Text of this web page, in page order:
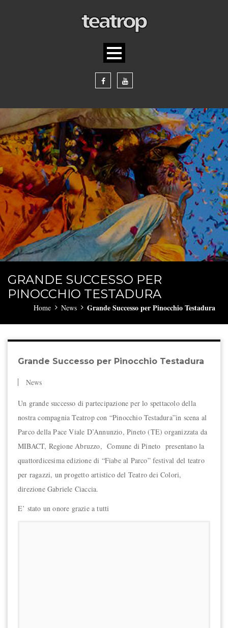
GRANDE SUCCESSO PER
PINOCCHIO TESTADURA
Home News Grande Successo per Pinocchio Testadura
Grande Successo per Pinocchio Testadura
News
Un grande successo di partecipazione per lo spettacolo della
nostra compagnia Teatrop con “Pinocchio Testadura”in scena al
Parco della Pace Viale D’Annunzio, Pineto (TE) organizzata da
MIBACT, Regione Abruzzo, Comune di Pineto presentano la
quattordicesima edizione di “Fiabe al Parco” festival del teatro
per ragazzi, un progetto artistico del Teatro dei Colori,
direzione Gabriele Ciaccia.
E’ stato un onore grazie a tutti